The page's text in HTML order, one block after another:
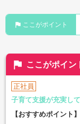
flag ここがポイント
flag ここがポイン
正社員
子育て支援が充実し
【おすすめポイント】